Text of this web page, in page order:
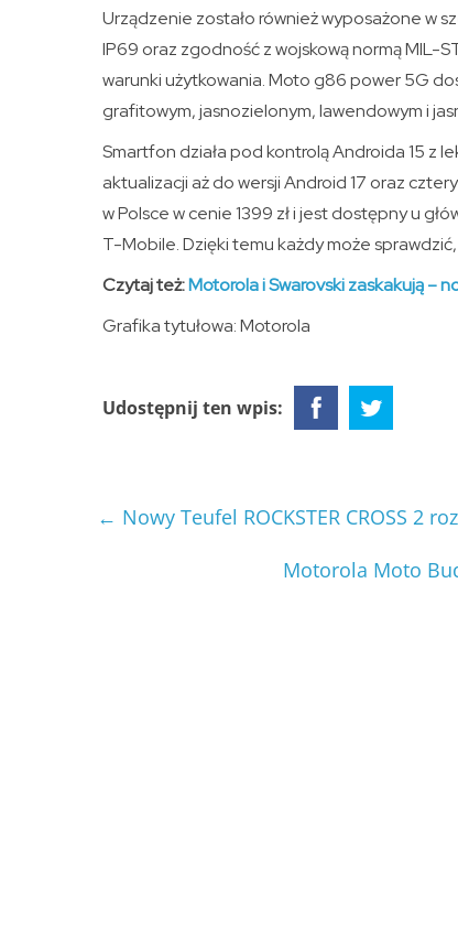
Urządzenie zostało również wyposażone w
IP69 oraz zgodność z wojskową normą MIL-
warunki użytkowania. Moto g86 power 5G
grafitowym, jasnozielonym, lawendowym i
Smartfon działa pod kontrolą Androida 15 z
aktualizacji aż do wersji Android 17 oraz
w Polsce w cenie 1399 zł i jest dostępny u
T-Mobile. Dzięki temu każdy może
Czytaj też:Motorola i Swarovski zaskakują –
Grafika tytułowa: Motorola
Udostępnij ten wpis:
← Nowy Teufel ROCKSTER CROSS 2
Motorola Moto